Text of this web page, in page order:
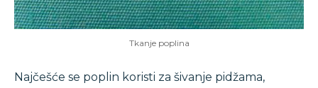
Tkanje poplina
Najčešće se poplin koristi za šivanje pidžama,